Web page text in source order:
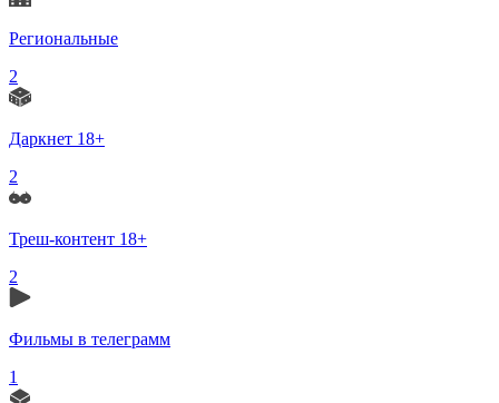
Региональные
2
Даркнет 18+
2
Треш-контент 18+
2
Фильмы в телеграмм
1